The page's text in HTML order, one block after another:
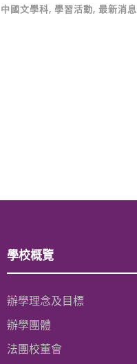
中國文學科, 學習活動, 最新消息
學校概覽
辦學理念及目標
辦學團體
法團校董會